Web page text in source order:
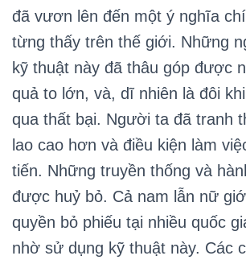
đã vươn lên đến một ý nghĩa
từng thấy trên thế giới. Những
kỹ thuật này đã thâu góp được
quả to lớn, và, dĩ nhiên là đôi
qua thất bại. Người ta đã tranh
lao cao hơn và điều kiện làm
tiến. Những truyền thống và
được huỷ bỏ. Cả nam lẫn nữ
quyền bỏ phiếu tại nhiều quốc
nhờ sử dụng kỹ thuật này. Các